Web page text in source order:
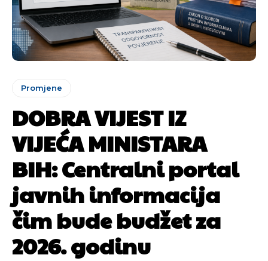
Promjene
DOBRA VIJEST IZ
VIJEĆA MINISTARA
BIH: Centralni portal
javnih informacija
čim bude budžet za
2026. godinu